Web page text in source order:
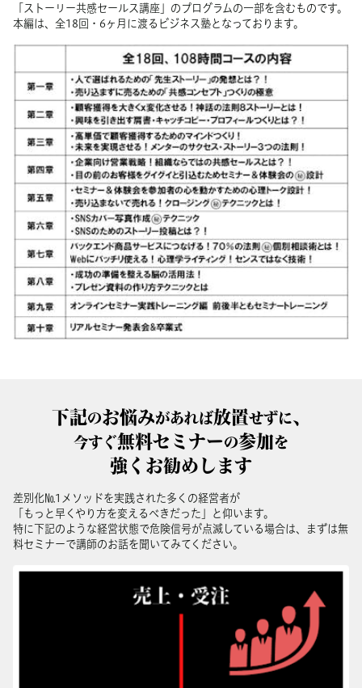
「ストーリー共感セールス講座」のプログラムの一部を含むものです。
本編は、全18回・ 6ヶ月に渡るビジネス塾となっております。
下記のお悩みがあれば放置せずに、
今すぐ無料セミナーの参加を
強くお勧めします
差別化№1 メソッドを実践された多くの経営者が
「もっと早くやり方を変えるべきだった」と仰います。
特に下記のような経営状態で危険信号が点滅している場合は、まずは無
料セミナーで講師のお話を聞いてみてください。